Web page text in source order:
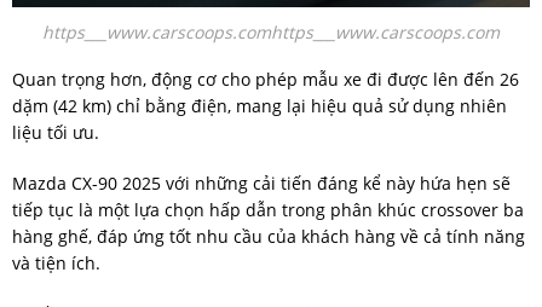
https___www.carscoops.comhttps___www.carscoops.com
Quan trọng hơn, động cơ cho phép mẫu xe đi được lên đến 26
dặm (42 km) chỉ bằng điện, mang lại hiệu quả sử dụng nhiên
liệu tối ưu.
Mazda CX-90 2025 với những cải tiến đáng kể này hứa hẹn sẽ
tiếp tục là một lựa chọn hấp dẫn trong phân khúc crossover ba
hàng ghế, đáp ứng tốt nhu cầu của khách hàng về cả tính năng
và tiện ích.